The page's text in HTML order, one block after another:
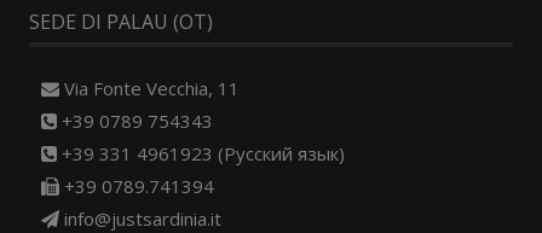
SEDE DI PALAU (OT)
Via Fonte Vecchia, 11
+39 0789 754343
+39 331 4961923 (Русский язык)
+39 0789.741394
info@justsardinia.it